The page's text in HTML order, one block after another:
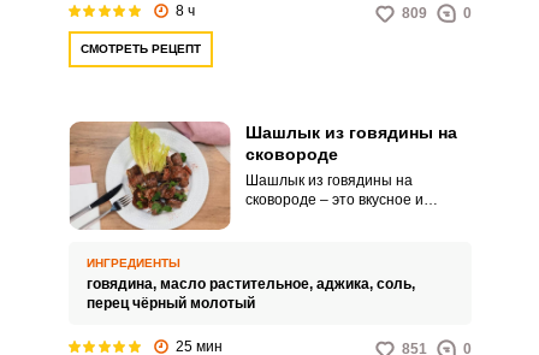
8 ч 809 0
СМОТРЕТЬ РЕЦЕПТ
Шашлык из говядины на
сковороде
Шашлык из говядины на
сковороде – это вкусное и
корочка и нежное мясо
порадуют вашу семью или
ИНГРЕДИЕНТЫ
говядина, масло растительное, аджика, соль,
перец чёрный молотый
25 мин 851 0